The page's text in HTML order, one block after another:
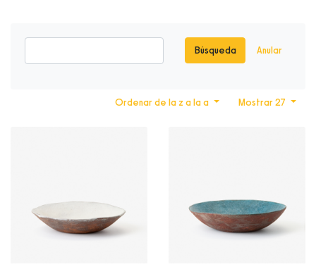
Búsqueda Anular
Mostrar 27
Ordenar de la z a la a